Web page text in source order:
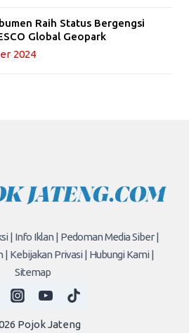
Raih Status Bergengsi
Global Geopark
2024
| Info Iklan | Pedoman Media Siber |
| Kebijakan Privasi | Hubungi Kami |
Sitemap
Pojok Jateng